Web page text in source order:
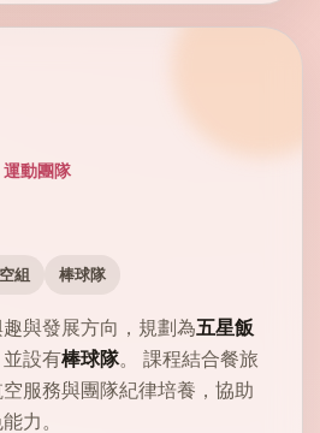
動團隊
組 棒球隊
與發展方向，規劃為五星飯
並設有棒球隊。 課程結合餐旅
服務與團隊紀律培養，協助
力。